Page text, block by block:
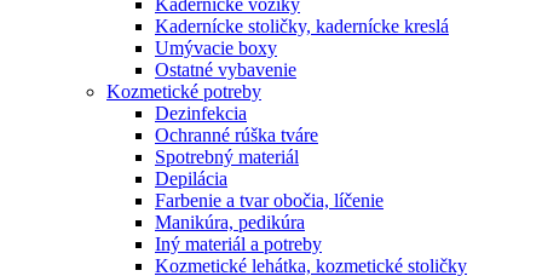
Kadernícke vozíky
Kadernícke stoličky, kadernícke kreslá
Umývacie boxy
Ostatné vybavenie
Kozmetické potreby
Dezinfekcia
Ochranné rúška tváre
Spotrebný materiál
Depilácia
Farbenie a tvar obočia, líčenie
Manikúra, pedikúra
Iný materiál a potreby
Kozmetické lehátka, kozmetické stoličky